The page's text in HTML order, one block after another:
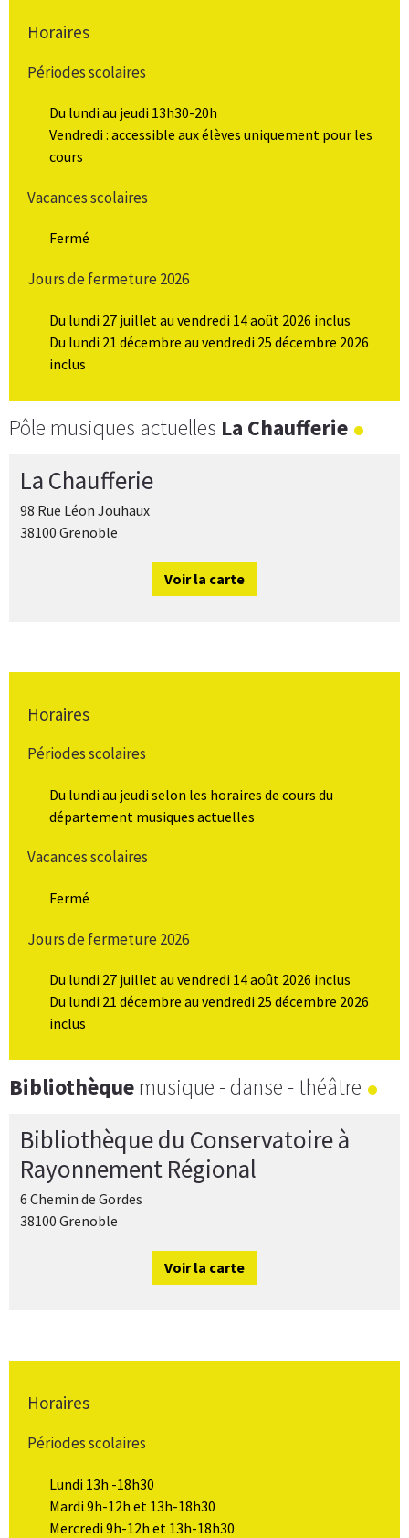
Horaires
Périodes scolaires
Du lundi au jeudi 13h30-20h
Vendredi : accessible aux élèves uniquement pour les
cours
Vacances scolaires
Fermé
Jours de fermeture 2026
Du lundi 27 juillet au vendredi 14 août 2026 inclus
Du lundi 21 décembre au vendredi 25 décembre 2026
inclus
Pôle musiques actuelles La Chaufferie
La Chaufferie
98 Rue Léon Jouhaux
38100 Grenoble
Voir la carte
Horaires
Périodes scolaires
Du lundi au jeudi selon les horaires de cours du
département musiques actuelles
Vacances scolaires
Fermé
Jours de fermeture 2026
Du lundi 27 juillet au vendredi 14 août 2026 inclus
Du lundi 21 décembre au vendredi 25 décembre 2026
inclus
Bibliothèquemusique - danse - théâtre
Bibliothèque du Conservatoire à
Rayonnement Régional
6 Chemin de Gordes
38100 Grenoble
Voir la carte
Horaires
Périodes scolaires
Lundi 13h -18h30
Mardi 9h-12h et 13h-18h30
Mercredi 9h-12h et 13h-18h30